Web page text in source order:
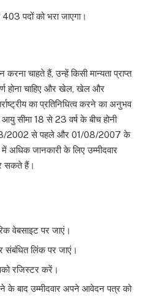
पदों को भरा जाएगा।
चाहते हैं, उन्हें किसी मान्यता प्राप्त
होना चाहिए और खेल, खेल और
का प्रतिनिधित्व करने का अनुभव
सीमा 18 से 23 वर्ष के बीच होनी
08/2002 से पहले और 01/08/2007 के
में अधिक जानकारी के लिए उम्मीदवार
सकते हैं।
वेबसाइट पर जाएं।
संबंधित लिंक पर जाएं।
रजिस्टर करें।
के बाद उम्मीदवार अपने आवेदन पत्र को